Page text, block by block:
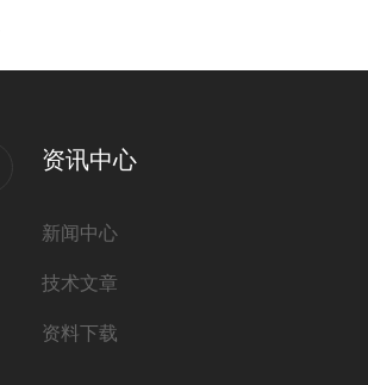
资讯中心
新闻中心
技术文章
资料下载